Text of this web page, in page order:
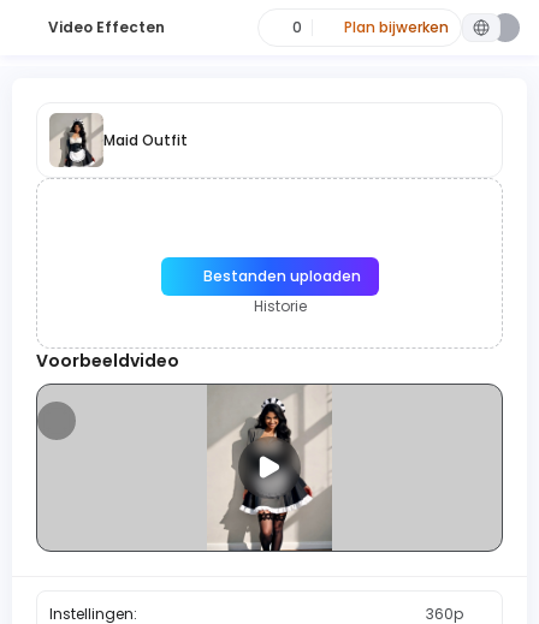
Video Effecten 0 Plan bijwerken
Maid Outfit
Bestanden uploaden
Historie
Voorbeeldvideo
Instellingen: 360p